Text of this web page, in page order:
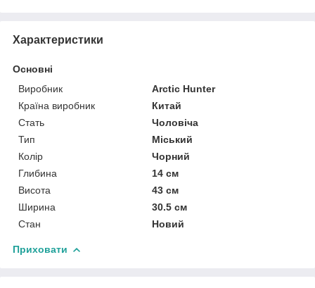
Характеристики
Основні
Виробник
Arctic Hunter
Країна виробник
Китай
Стать
Чоловіча
Тип
Міський
Колір
Чорний
Глибина
14 см
Висота
43 см
Ширина
30.5 см
Стан
Новий
Приховати